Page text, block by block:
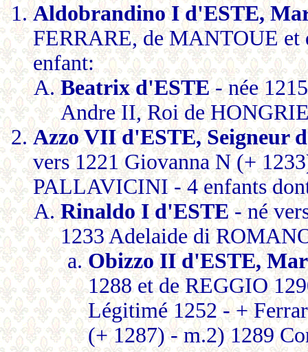
Aldobrandino I d'ESTE,
FERRARE, de MANTOUE et
enfant:
Beatrix d'ESTE - née
Andre II, Roi de
Azzo VII d'ESTE, Seigneur
vers 1221 Giovanna N (+
PALLAVICINI - 4 enfants
Rinaldo I d'ESTE - né
1233 Adelaide di
Obizzo II d'ESTE,
1288 et de REGGIO
Légitimé 1252 - +
(+ 1287) - m.2) 1289